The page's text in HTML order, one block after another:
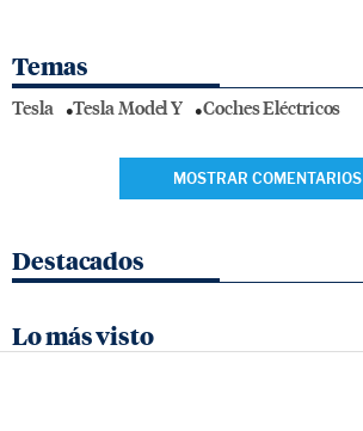
Temas
Tesla Tesla Model Y Coches Eléctricos
MOSTRAR COMENTARIOS
Destacados
Lo más visto